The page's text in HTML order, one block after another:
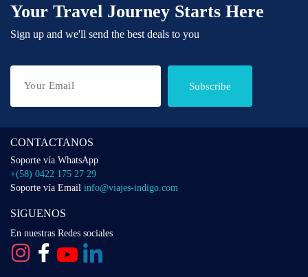
Your Travel Journey Starts Here
Sign up and we'll send the best deals to you
Subscribe
CONTACTANOS
Soporte vía WhatsApp
+(58) 0422 175 27 29
Soporte vía Email info@viajes-indigo.com
SIGUENOS
En nuestras Redes sociales